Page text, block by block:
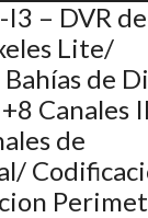
– DVR
Lite/
de
Canales
de